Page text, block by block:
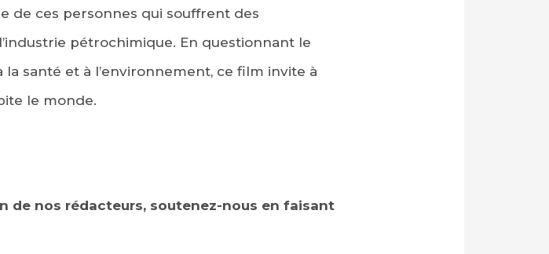
de ces personnes qui souffrent des
pétrochimique. En questionnant le
la santé et à l’environnement, ce film invite à
le monde.
de nos rédacteurs, soutenez-nous en faisant